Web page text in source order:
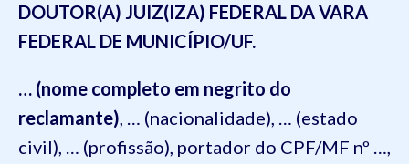
DOUTOR(A) JUIZ(IZA) FEDERAL DA VARA
FEDERAL DE MUNICÍPIO/UF.
… (nome completo em negrito do
reclamante), … (nacionalidade), … (estado
civil), … (profissão), portador do CPF/MF nº …,